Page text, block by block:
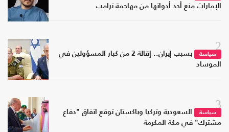
الإمارات منع أحد أدواتها من مهاجمة ترامب
2
سياسة
بسبب إيران.. إقالة 2 من كبار المسؤولين في
الموساد
3
سياسة
السعودية وتركيا وباكستان توقع اتفاق "دفاع
مشترك" في مكة المكرمة